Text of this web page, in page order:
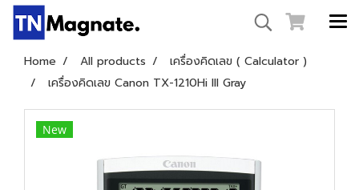
Home All products
เครื่องคิดเลข ( Calculator )
เครื่องคิดเลข Canon TX-1210Hi III Gray
New